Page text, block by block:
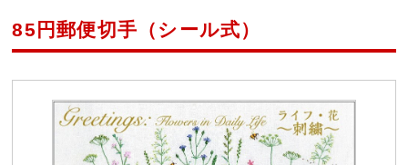
85円郵便切手（シール式）